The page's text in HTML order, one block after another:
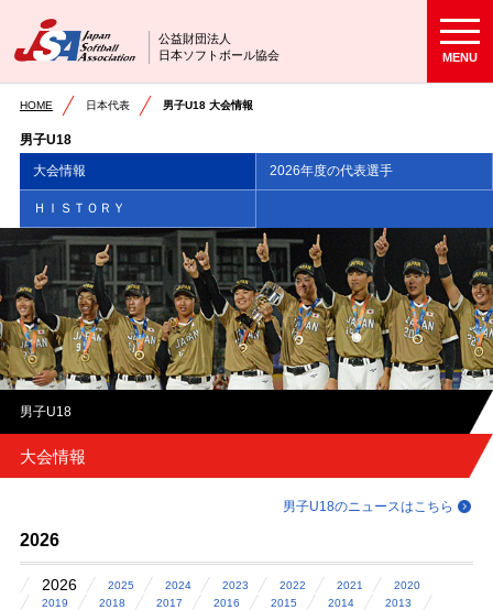
公益財団法人
日本ソフトボール協会
MENU
HOME 日本代表 男子U18 大会情報
男子U18
大会情報
2026年度の代表選手
ＨＩＳＴＯＲＹ
男子U18
大会情報
男子U18のニュースはこちら
2026
2026 2025 2024 2023 2022 2021
2020
2019
2018 2017 2016 2015 2014 2013